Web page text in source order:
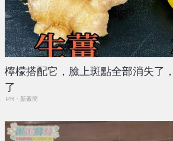
檸檬搭配它，臉上斑點全部消失了
了
PR・新素簡